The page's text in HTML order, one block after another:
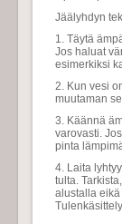
Jäälyhdyn
1. Täytä
Jos haluat
esimerkiksi
2. Kun vesi
muutaman
3. Käännä
varovasti.
pinta
4. Laita
tulta.
alustalla